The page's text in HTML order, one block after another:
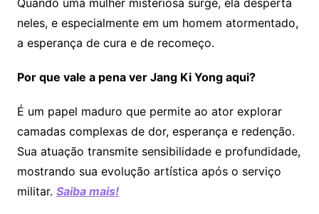
neles, e especialmente em um homem atormentado,
a esperança de cura e de recomeço.
Por que vale a pena ver Jang Ki Yong aqui?
É um papel maduro que permite ao ator explorar
camadas complexas de dor, esperança e redenção.
Sua atuação transmite sensibilidade e profundidade,
mostrando sua evolução artística após o serviço
militar. Saiba mais!